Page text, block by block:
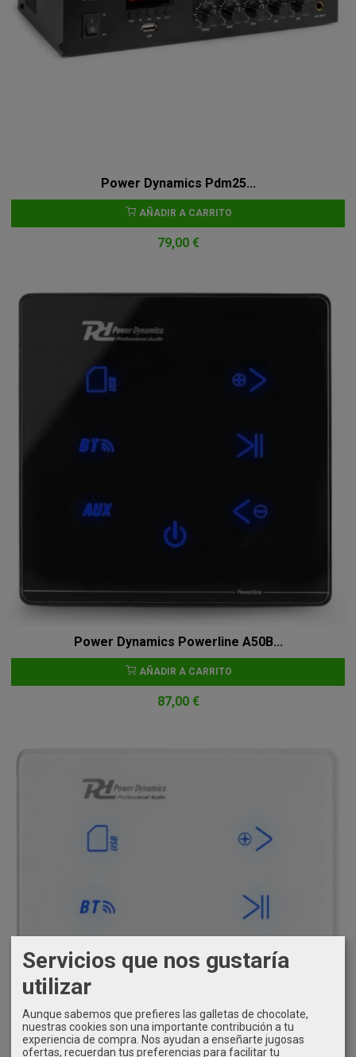
Power Dynamics Pdm25...
AÑADIR A CARRITO
79,00 €
Power Dynamics Powerline A50B...
AÑADIR A CARRITO
87,00 €
Servicios que nos gustaría
utilizar
Aunque sabemos que prefieres las galletas de chocolate,
nuestras cookies son una importante contribución a tu
experiencia de compra. Nos ayudan a enseñarte jugosas
ofertas, recuerdan tus preferencias para facilitar tu